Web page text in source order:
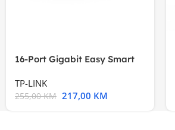
16-Port Gigabit Easy Smart
TP-LINK
255,00KM 217,00 KM